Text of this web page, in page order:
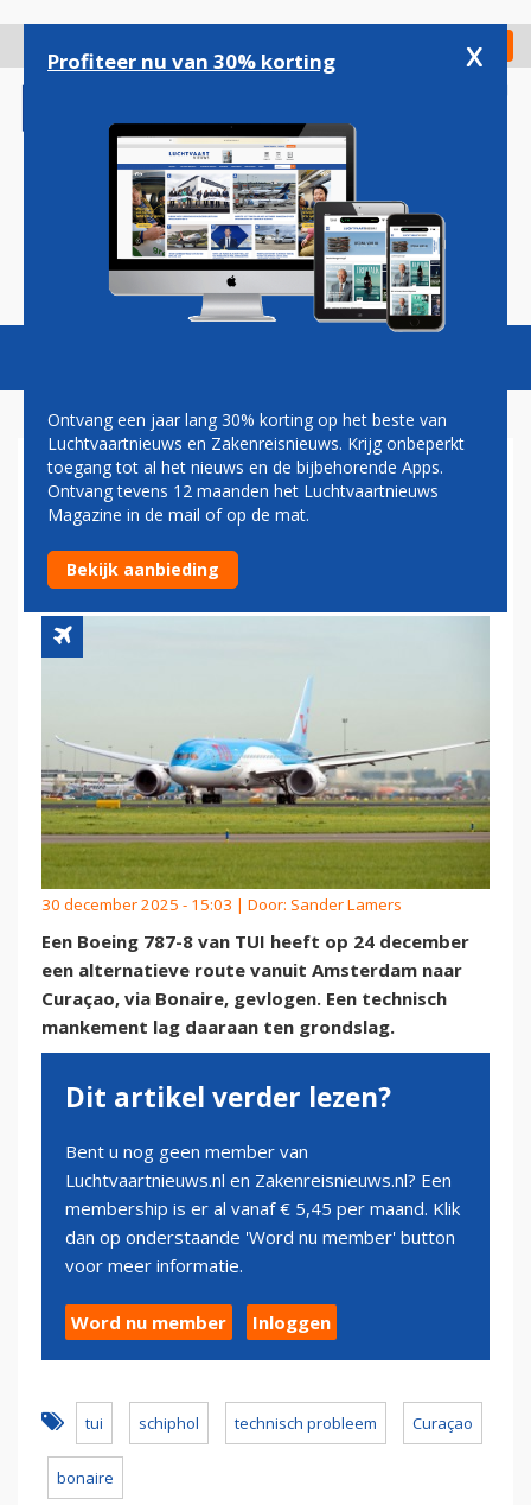
gaan
Check in
Magazine Podcasts Vacatures
TUI BOEING 787 VLIEGT
TWEE UUR OM DOOR
TECHNISCH MANKEMENT
30 december 2025 - 15:03 | Door: Sander Lamers
Een Boeing 787-8 van TUI heeft op 24 december
een alternatieve route vanuit Amsterdam naar
Curaçao, via Bonaire, gevlogen. Een technisch
mankement lag daaraan ten grondslag.
Dit artikel verder lezen?
Bent u nog geen member van
Luchtvaartnieuws.nl en Zakenreisnieuws.nl? Een
membership is er al vanaf € 5,45 per maand. Klik
dan op onderstaande 'Word nu member' button
voor meer informatie.
Word nu member Inloggen
tui schiphol technisch probleem Curaçao
bonaire
Profiteer nu van 30% korting x
Ontvang een jaar lang 30% korting op het beste van
Luchtvaartnieuws en Zakenreisnieuws. Krijg onbeperkt
toegang tot al het nieuws en de bijbehorende Apps.
Ontvang tevens 12 maanden het Luchtvaartnieuws
Magazine in de mail of op de mat.
Bekijk aanbieding